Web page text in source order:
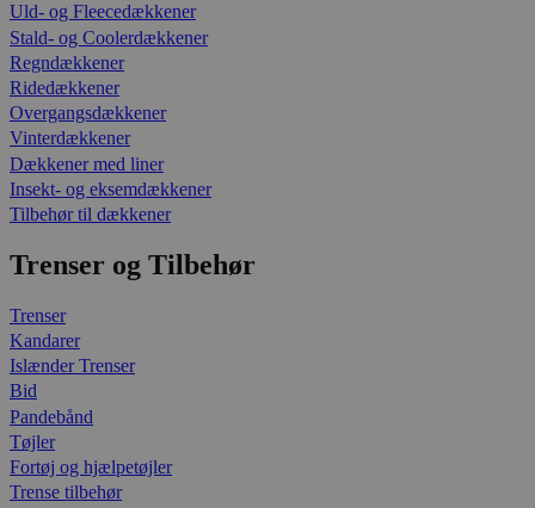
Uld- og Fleecedækkener
Stald- og Coolerdækkener
Regndækkener
Ridedækkener
Overgangsdækkener
Vinterdækkener
Dækkener med liner
Insekt- og eksemdækkener
Tilbehør til dækkener
Trenser og Tilbehør
Trenser
Kandarer
Islænder Trenser
Bid
Pandebånd
Tøjler
Fortøj og hjælpetøjler
Trense tilbehør